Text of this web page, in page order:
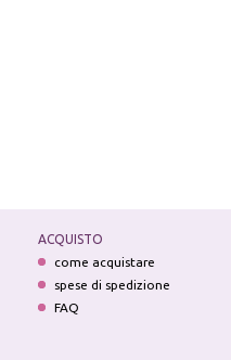
ACQUISTO
come acquistare
spese di spedizione
FAQ